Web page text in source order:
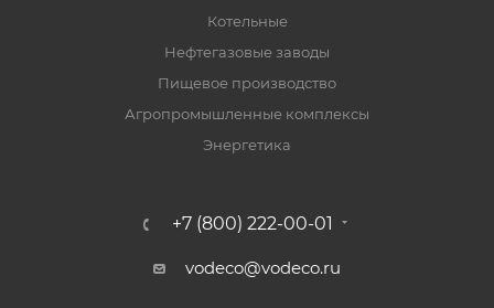
Котельные
Нефтегазовые заводы
Пищевое производство
Агропромышленные комплексы
Энергетика
+7 (800) 222-00-01
vodeco@vodeco.ru